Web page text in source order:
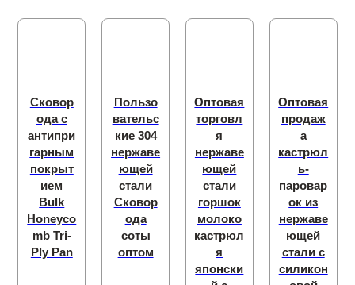
Сковор
ода с
антипри
гарным
покрыт
ием
Bulk
Honeyco
mb Tri-
Ply Pan
Пользо
вательс
кие 304
нержаве
ющей
стали
Сковор
ода
соты
оптом
Оптовая
торговл
я
нержаве
ющей
стали
горшок
молоко
кастрюл
я
японски
Оптовая
продаж
а
кастрюл
ь-
паровар
ок из
нержаве
ющей
стали с
силикон